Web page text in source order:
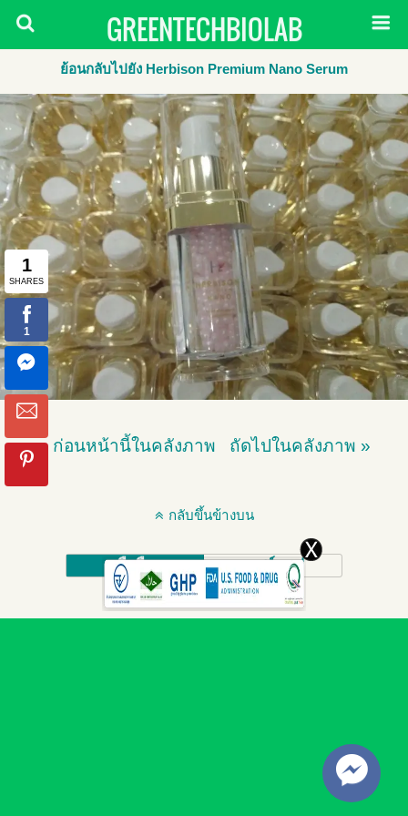
GREENTECHBIOLAB
ย้อนกลับไปยัง Herbison Premium Nano Serum
« ก่อนหน้านี้ในคลังภาพ ถัดไปในคลังภาพ »
กลับขึ้นข้างบน
มือถือ เดสก์ทอป